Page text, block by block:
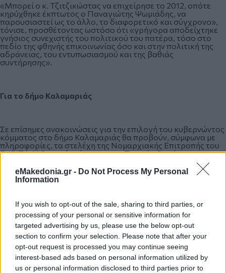
eMakedonia.gr - Do Not Process My Personal
Information
If you wish to opt-out of the sale, sharing to third parties, or
processing of your personal or sensitive information for
targeted advertising by us, please use the below opt-out
section to confirm your selection. Please note that after your
opt-out request is processed you may continue seeing
interest-based ads based on personal information utilized by
us or personal information disclosed to third parties prior to
«Μπορεί ο κ. Τζιτζικώστας να επιχείρησε το 2012, οπότε
κηρύχθηκε έκπτωτος ο Παναγιώτης Ψωμιάδης, να
παρουσιαστεί ως το άλλο, το διαφορετικό και σύγχρονο»,
τόνισε, προσθέτοντας ωστόσο ότι «γρήγορα αποδείχτηκε
γνήσιος συνεχιστής του πολιτικού του πατέρα, τόσο στο
πεδίο της φθηνής επικοινωνίας όσο και στην πολιτική της
αδράνειας, του εντυπωσιασμού και της βαθιάς
συντήρησης».
Για το δήμο Καλαμαριάς
Σε επίσημες ανακοινώσεις για την επιλογή του κυβερνώντος
κόμματος στο δήμο Καλαμαριάς θα προβούν, σύμφωνα με
πληροφορίες, τα στελέχη της Νομαρχιακής Επιτροπής του
ΣΥΡΙΖΑ Α’ Θεσσαλονίκης και της Τοπικής Οργάνωσης
δήμαρχο Θεοδόση Μπακογλίδη «πάγωσαν» προ ημερών,
όταν και ανακοινώθηκε η συνεργασία του κ. Μπακογλίδη με
τους πάλαι ποτέ κεντρώους αντιπάλους του Μιχάλη
Παναγιωτίδη και Αμαλία Πασαλίδου.
Το αν θα στηρίξει ή όχι τελικά ο ΣΥΡΙΖΑ τον Θ. Μπακογλίδη,
παραμένει μέχρι στιγμής άγνωστο.